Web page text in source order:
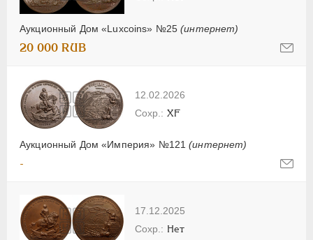
Аукционный Дом «Luxcoins» №25(интернет)
20 000 RUB
12.02.2026
Аукционный Дом «Империя» №121(интернет)
XF
-
17.12.2025
Нет